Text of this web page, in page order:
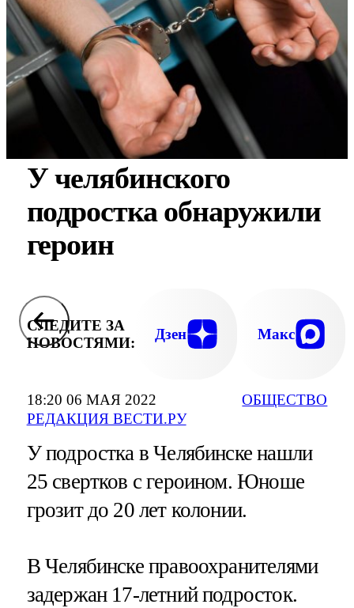
18:20 06 МАЯ 2022
РЕДАКЦИЯ ВЕСТИ.РУ
ОБЩЕСТВО
У челябинского
подростка обнаружили
героин
СЛЕДИТЕ ЗА
НОВОСТЯМИ:
Дзен Макс
У подростка в Челябинске нашли
25 свертков с героином. Юноше
грозит до 20 лет колонии.
В Челябинске правоохранителями
задержан 17-летний подросток.